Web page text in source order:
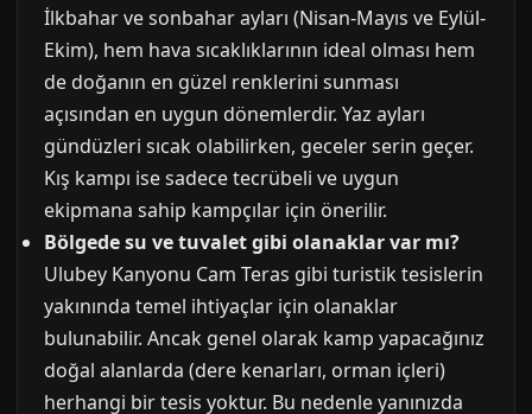
İlkbahar ve sonbahar ayları (Nisan-Mayıs ve Eylül-
Ekim), hem hava sıcaklıklarının ideal olması hem
de doğanın en güzel renklerini sunması
açısından en uygun dönemlerdir. Yaz ayları
gündüzleri sıcak olabilirken, geceler serin geçer.
Kış kampı ise sadece tecrübeli ve uygun
ekipmana sahip kampçılar için önerilir.
Bölgede su ve tuvalet gibi olanaklar var mı?
Ulubey Kanyonu Cam Teras gibi turistik tesislerin
yakınında temel ihtiyaçlar için olanaklar
bulunabilir. Ancak genel olarak kamp yapacağınız
doğal alanlarda (dere kenarları, orman içleri)
herhangi bir tesis yoktur. Bu nedenle yanınızda